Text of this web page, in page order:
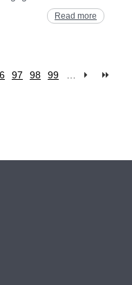
Read more
97 98 99